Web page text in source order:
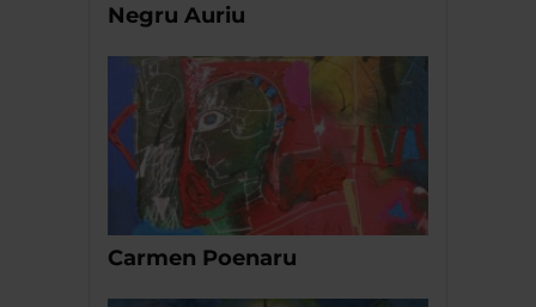
Negru Auriu
Carmen Poenaru